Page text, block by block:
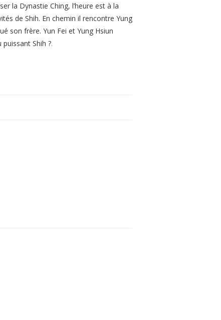
la Dynastie Ching, l’heure est à la
de Shih. En chemin il rencontre Yung
son frère. Yun Fei et Yung Hsiun
puissant Shih ?.